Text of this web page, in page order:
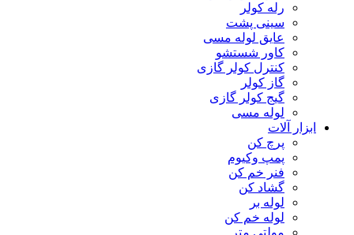
رله کولر
سینی پشت
عایق لوله مسی
کاور شستشو
کنترل کولر گازی
گاز کولر
گیج کولر گازی
لوله مسی
ابزار آلات
پرچ کن
پمپ وکیوم
فنر خم کن
گشاد کن
لوله بر
لوله خم کن
مولتی متر